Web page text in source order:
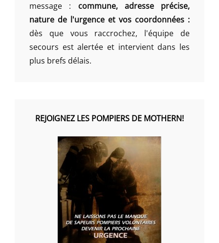
message : commune, adresse précise,
nature de l'urgence et vos coordonnées :
dès que vous raccrochez, l'équipe de
secours est alertée et intervient dans les
plus brefs délais.
REJOIGNEZ LES POMPIERS DE MOTHERN!